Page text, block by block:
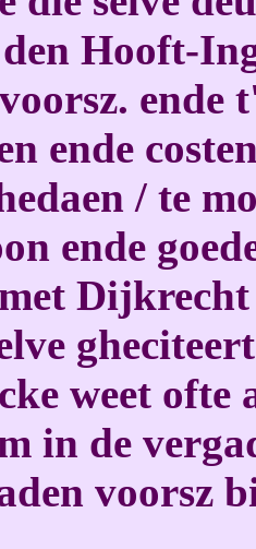
Hooft-
ende
ende
/ te
ende
weet ofte
in de
voorsz